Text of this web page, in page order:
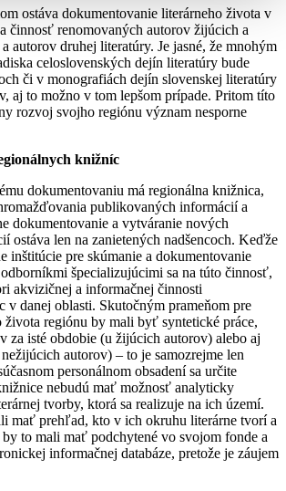
ostáva dokumentovanie literárneho života v
činnosť renomovaných autorov žijúcich a
autorov druhej literatúry. Je jasné, že mnohým
celoslovenských dejín literatúry bude
či v monografiách dejín slovenskej literatúry
aj to možno v tom lepšom prípade. Pritom títo
rozvoj svojho regiónu význam nesporne
knižníc
dokumentovaniu má regionálna knižnica,
publikovaných informácií a
dokumentovanie a vytváranie nových
ostáva len na zanietených nadšencoch. Keďže
inštitúcie pre skúmanie a dokumentovanie
špecializujúcimi sa na túto činnosť,
akvizičnej a informačnej činnosti
v danej oblasti. Skutočným prameňom pre
života regiónu by mali byť syntetické práce,
za isté obdobie (u žijúcich autorov) alebo aj
autorov) – to je samozrejme len
personálnom obsadení sa určite
nebudú mať možnosť analyticky
tvorby, ktorá sa realizuje na ich území.
mať prehľad, kto v ich okruhu literárne tvorí a
to mali mať podchytené vo svojom fonde a
informačnej databáze, pretože je záujem